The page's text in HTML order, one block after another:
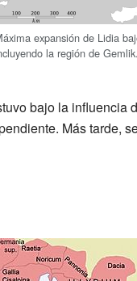
expansión de Lidia
la región de Gemlik.
bajo la influencia
Más tarde,